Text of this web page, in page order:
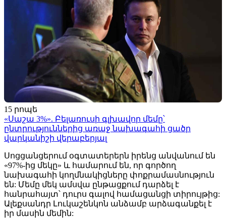
15 րոպե
«Սաշա 3%». Բելառուսի գլխավոր մեմը՝
ընտրություններից առաջ նախագահի ցածր
վարկանիշի վերաբերյալ
Սոցցանցերում օգտատերերն իրենց անվանում են
«97%-ից մեկը» և համարում են, որ գործող
նախագահի կողմնակիցները փոքրամասնություն
են: Մեմը մեկ ամսվա ընթացքում դարձել է
հանրահայտ՝ դուրս գալով համացանցի տիրույթից:
Ալեքսանդր Լուկաշենկոն անձամբ արձագանքել է
իր մասին մեմին: